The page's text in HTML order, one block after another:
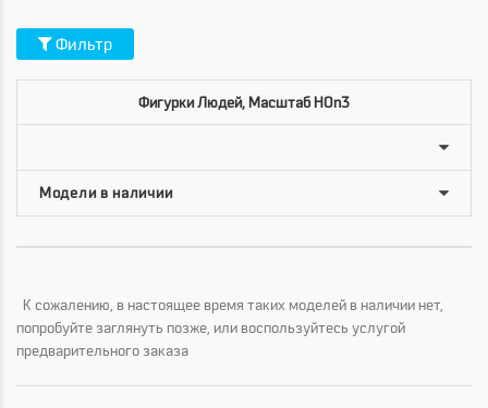
Фильтр
Фигурки Людей, Масштаб HOn3
К сожалению, в настоящее время таких моделей в наличии нет,
попробуйте заглянуть позже, или воспользуйтесь услугой
предварительного заказа